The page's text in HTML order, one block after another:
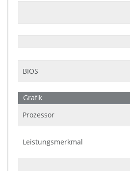
BIOS
Grafik
Prozessor
Leistungsmerkmal